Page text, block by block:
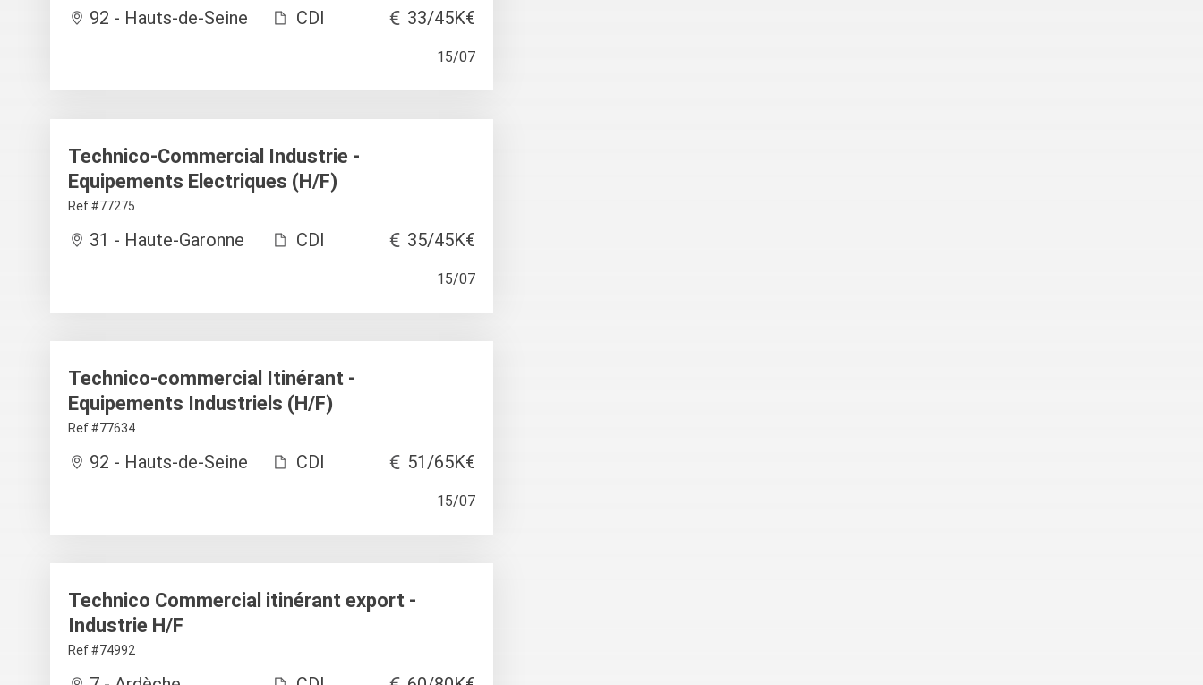
92 - Hauts-de-Seine CDI 33/45K€
15/07
Technico-Commercial Industrie -
Equipements Electriques (H/F)
Ref #77275
31 - Haute-Garonne CDI 35/45K€
15/07
Technico-commercial Itinérant -
Equipements Industriels (H/F)
Ref #77634
92 - Hauts-de-Seine CDI 51/65K€
15/07
Technico Commercial itinérant export -
Industrie H/F
Ref #74992